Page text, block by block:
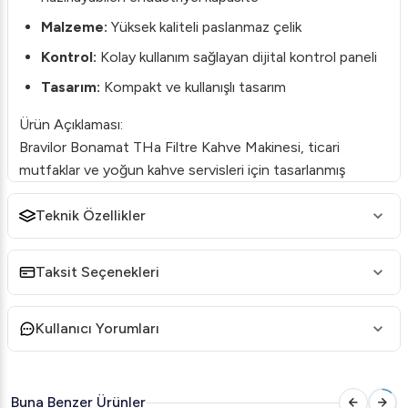
Malzeme: Yüksek kaliteli paslanmaz çelik
Kontrol: Kolay kullanım sağlayan dijital kontrol paneli
Tasarım: Kompakt ve kullanışlı tasarım
Ürün Açıklaması:
Bravilor Bonamat THa Filtre Kahve Makinesi, ticari
mutfaklar ve yoğun kahve servisleri için tasarlanmış
profesyonel bir makinedir. Taze çekilmiş kahve tadının
korunmasını sağlayan hızlı filtreleme teknolojisi ile
donatılmış bu cihaz, günlük işlerinizi kolaylaştıracak.
Paslanmaz çelik yapısı, makineyi hem şık bir hale getirir
hem de dayanıklılığını arttırır. Kullanımı son derece kolay
olan dijital kontrol paneli, istediğiniz kahve yoğunluğunu
Bravilor Bonamat THa, yüksek kapasitesi sayesinde
Teknik Özellikler
Taksit Seçenekleri
Kullanıcı Yorumları
Buna Benzer Ürünler